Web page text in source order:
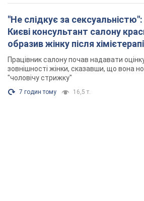
"Не слідкує за сексуальністю":
Києві консультант салону
образив жінку після
розгорівся скандал. Фото
Працівник салону почав надавати
зовнішності жінки, сказавши, що вона
"чоловічу стрижку"
7 годин тому 16,5 т.